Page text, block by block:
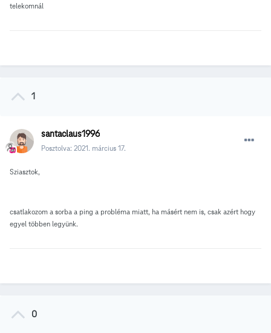
telekomnál
1
santaclaus1996
Posztolva: 2021. március 17.
Sziasztok,
csatlakozom a sorba a ping a probléma miatt, ha másért nem is, csak azért hogy
egyel többen legyünk.
0